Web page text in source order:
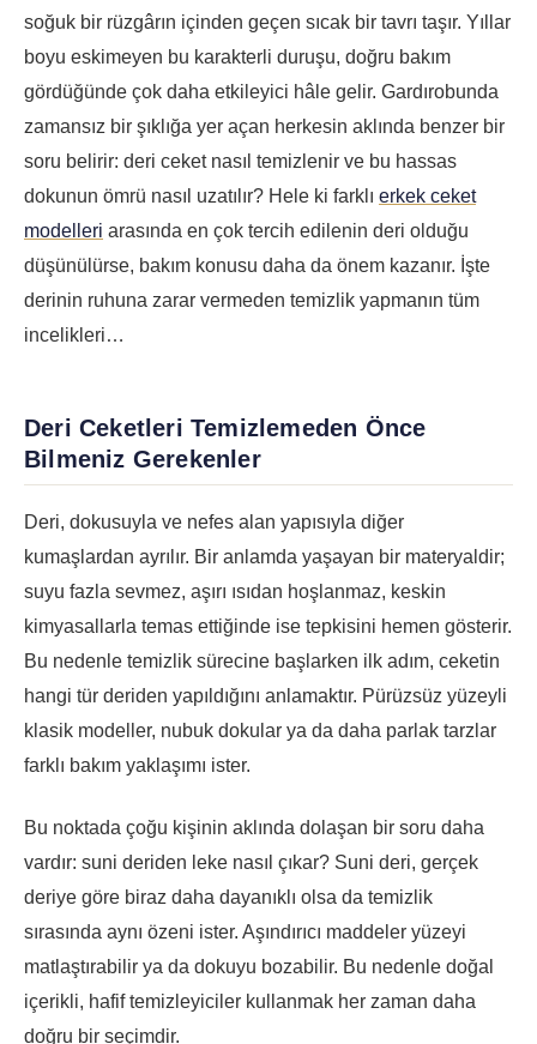
soğuk bir rüzgârın içinden geçen sıcak bir tavrı taşır. Yıllar
boyu eskimeyen bu karakterli duruşu, doğru bakım
gördüğünde çok daha etkileyici hâle gelir. Gardırobunda
zamansız bir şıklığa yer açan herkesin aklında benzer bir
soru belirir: deri ceket nasıl temizlenir ve bu hassas
dokunun ömrü nasıl uzatılır? Hele ki farklı erkek ceket
modelleri arasında en çok tercih edilenin deri olduğu
düşünülürse, bakım konusu daha da önem kazanır. İşte
derinin ruhuna zarar vermeden temizlik yapmanın tüm
incelikleri…
Deri Ceketleri Temizlemeden Önce
Bilmeniz Gerekenler
Deri, dokusuyla ve nefes alan yapısıyla diğer
kumaşlardan ayrılır. Bir anlamda yaşayan bir materyaldir;
suyu fazla sevmez, aşırı ısıdan hoşlanmaz, keskin
kimyasallarla temas ettiğinde ise tepkisini hemen gösterir.
Bu nedenle temizlik sürecine başlarken ilk adım, ceketin
hangi tür deriden yapıldığını anlamaktır. Pürüzsüz yüzeyli
klasik modeller, nubuk dokular ya da daha parlak tarzlar
farklı bakım yaklaşımı ister.
Bu noktada çoğu kişinin aklında dolaşan bir soru daha
vardır: suni deriden leke nasıl çıkar? Suni deri, gerçek
deriye göre biraz daha dayanıklı olsa da temizlik
sırasında aynı özeni ister. Aşındırıcı maddeler yüzeyi
matlaştırabilir ya da dokuyu bozabilir. Bu nedenle doğal
içerikli, hafif temizleyiciler kullanmak her zaman daha
doğru bir seçimdir.